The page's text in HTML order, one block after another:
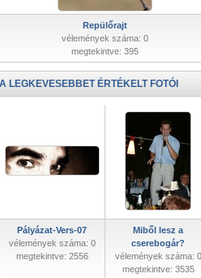
Repülőrajt
vélemények száma: 0
megtekintve: 395
LEGKEVESEBBET ÉRTÉKELT FOTÓI
Pályázat-Vers-07
vélemények száma: 0
megtekintve: 2556
Miből lesz a
cserebogár?
vélemények száma: 0
megtekintve: 3535